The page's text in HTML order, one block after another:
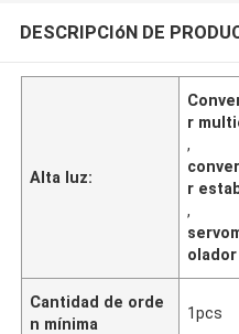
DESCRIPCIóN DE
Alta luz:
r
,
r
,
olador
Cantidad de orde
n mínima
1pcs